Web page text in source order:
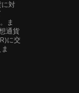
に対
ま
通貨
に交